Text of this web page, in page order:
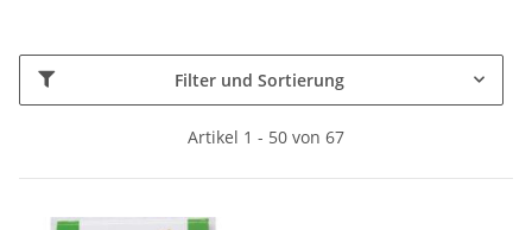
Filter und Sortierung
Artikel 1 - 50 von 67